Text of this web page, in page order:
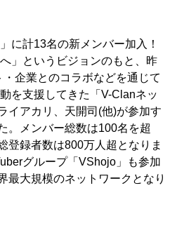
に計13名の新メンバー加入！
」というビジョンのもと、昨
企業とのコラボなどを通じて
を支援してきた「V-Clanネッ
イアカリ、天開司(他)が参加す
。メンバー総数は100名を超
登録者数は800万人超となりま
グループ「VShojo」も参加
最大規模のネットワークとなり